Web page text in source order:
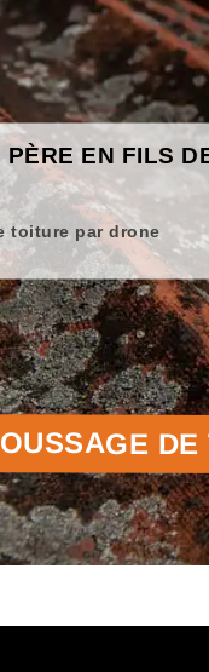
EN FILS
toiture par drone